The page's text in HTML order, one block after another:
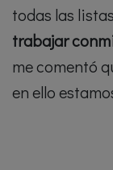
todas las
trabajar
me comentó
en ello